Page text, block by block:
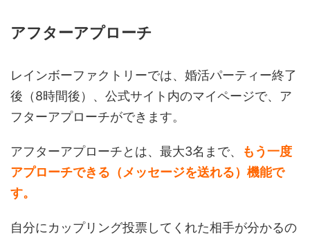
アフターアプローチ
レインボーファクトリーでは、婚活パーティー終了
後（8時間後）、公式サイト内のマイページで、ア
フターアプローチができます。
アフターアプローチとは、最大3名まで、
もう一度
アプローチできる（メッセージを送れる）機能で
す。
自分にカップリング投票してくれた相手が分かるの